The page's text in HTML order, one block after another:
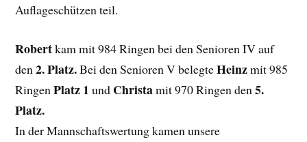
Auflageschützen teil.
Robertkam mit 984 Ringen bei den Senioren IV auf
den2. Platz.Bei den Senioren V belegteHeinzmit 985
RingenPlatz 1 und Christamit 970 Ringen den5.
Platz.
In der Mannschaftswertung kamen unsere